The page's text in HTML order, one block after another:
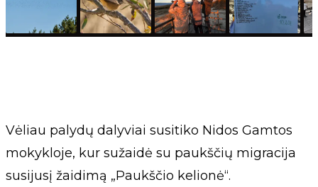
Vėliau palydų dalyviai susitiko Nidos Gamtos
mokykloje, kur sužaidė su paukščių migracija
susijusį žaidimą „Paukščio kelionė“.